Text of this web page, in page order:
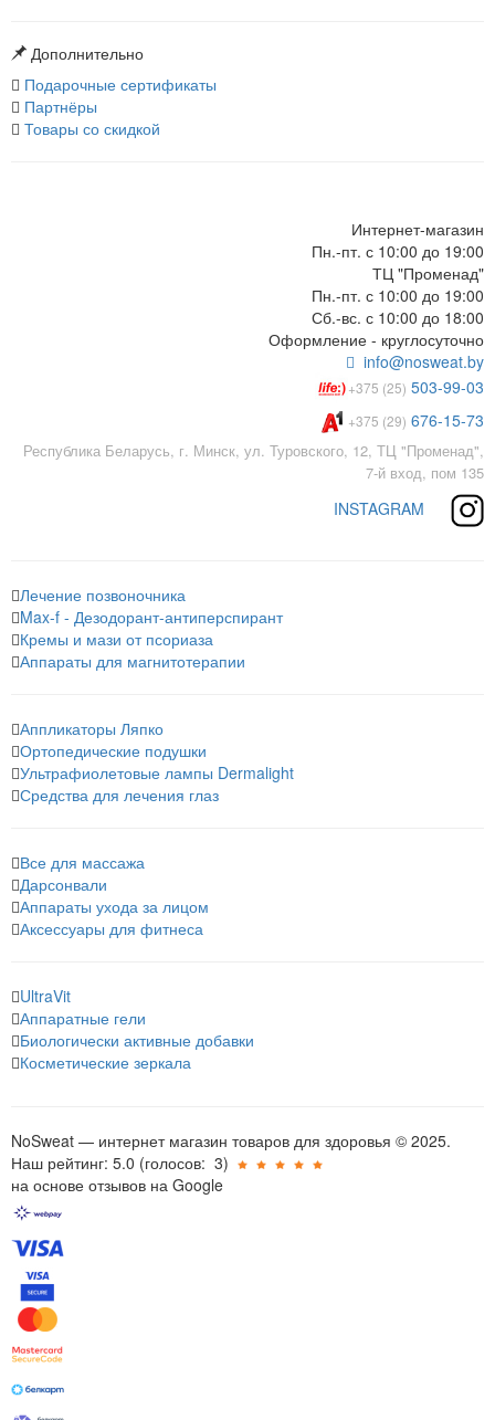
Дополнительно
Подарочные сертификаты
Партнёры
Товары со скидкой
Интернет-магазин
Пн.-пт. с 10:00 до 19:00
ТЦ "Променад"
Пн.-пт. с 10:00 до 19:00
Сб.-вс. с 10:00 до 18:00
Оформление - круглосуточно
info@nosweat.by
+375 (25) 503-99-03
+375 (29) 676-15-73
Республика Беларусь, г. Минск, ул. Туровского, 12, ТЦ "Променад",
7-й вход, пом 135
INSTAGRAM
Лечение позвоночника
Max-f - Дезодорант-антиперспирант
Кремы и мази от псориаза
Аппараты для магнитотерапии
Аппликаторы Ляпко
Ортопедические подушки
Ультрафиолетовые лампы Dermalight
Средства для лечения глаз
Все для массажа
Дарсонвали
Аппараты ухода за лицом
Аксессуары для фитнеса
UltraVit
Аппаратные гели
Биологически активные добавки
Косметические зеркала
NoSweat — интернет магазин товаров для здоровья © 2025.
Наш рейтинг: 5.0 (голосов: 3)
на основе отзывов на Google